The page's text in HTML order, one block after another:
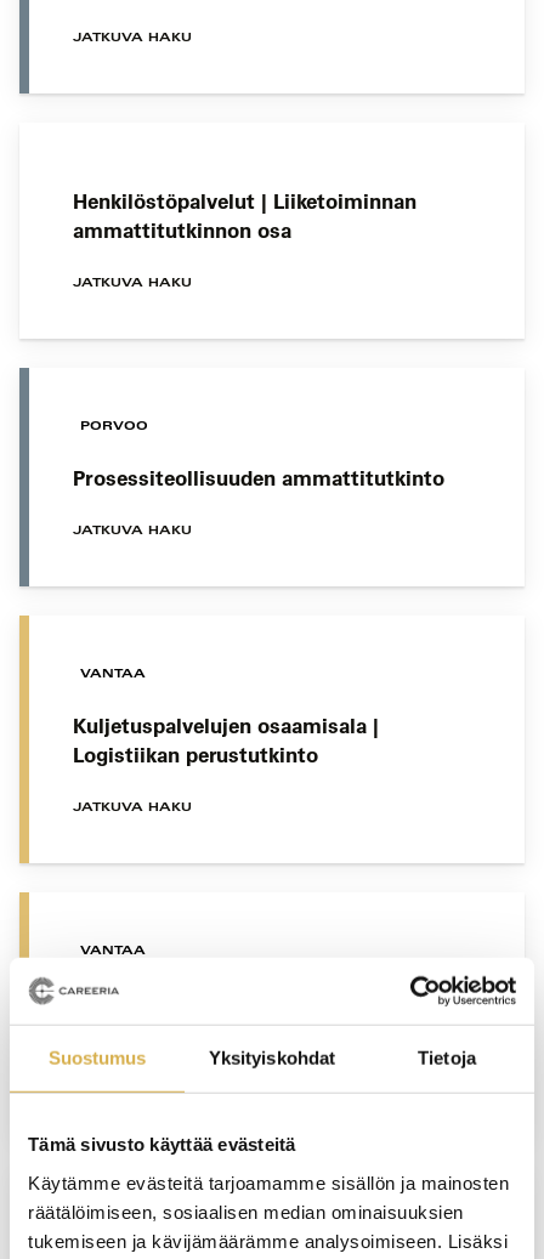
Suostumus Yksityiskohdat Tietoja
Tämä sivusto käyttää evästeitä
Käytämme evästeitä tarjoamamme sisällön ja mainosten
räätälöimiseen, sosiaalisen median ominaisuuksien
tukemiseen ja kävijämäärämme analysoimiseen. Lisäksi
JATKUVA HAKU
Henkilöstöpalvelut | Liiketoiminnan
ammattitutkinnon osa
JATKUVA HAKU
PORVOO
Prosessiteollisuuden ammattitutkinto
JATKUVA HAKU
VANTAA
Kuljetuspalvelujen osaamisala |
Logistiikan perustutkinto
JATKUVA HAKU
VANTAA
Hotelliosaajan opiskelupolku |
Matkailualan perustutkinto